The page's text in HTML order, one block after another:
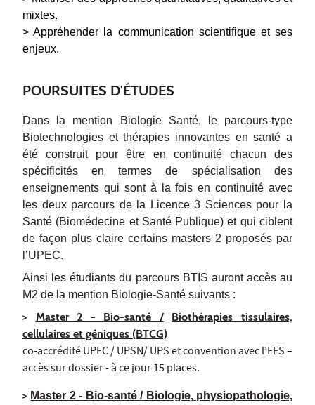
mixtes.
> Appréhender la communication scientifique et ses
enjeux.
POURSUITES D'ÉTUDES
Dans la mention Biologie Santé, le parcours-type
Biotechnologies et thérapies innovantes en santé a
été construit pour être en continuité chacun des
spécificités en termes de spécialisation des
enseignements qui sont à la fois en continuité avec
les deux parcours de la Licence 3 Sciences pour la
Santé (Biomédecine et Santé Publique) et qui ciblent
de façon plus claire certains masters 2 proposés par
l’UPEC.
Ainsi les étudiants du parcours BTIS auront accès au
M2 de la mention Biologie-Santé suivants :
> Master 2 - Bio-santé /
Biothérapies tissulaires,
cellulaires et géniques (BTCG)
co-accrédité UPEC / UPSN/ UPS et convention avec l’EFS –
accès sur dossier - à ce jour 15 places.
> Master 2 - Bio-santé / Biologie, physiopathologie,